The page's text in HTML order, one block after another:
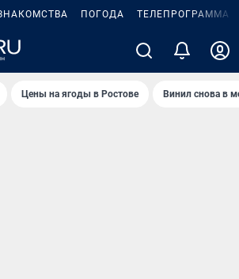
ПОГОДА ТЕЛЕПРОГРАММА
Цены на ягоды в Ростове Винил снова в